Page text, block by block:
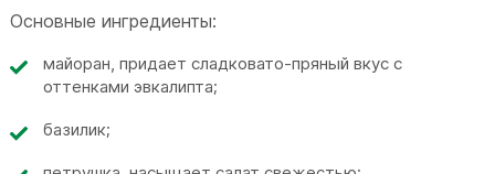
Основные ингредиенты:
майоран, придает сладковато-пряный вкус с
оттенками эвкалипта;
базилик;